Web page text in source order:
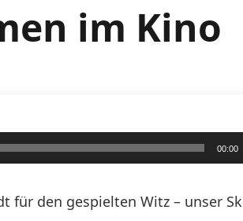
im Kino
00:00
für den gespielten Witz – unser